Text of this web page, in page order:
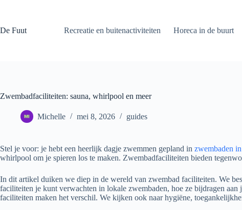
inhoud
De Fuut Recreatie en buitenactiviteiten Horeca in de buurt
Zwembadfaciliteiten: sauna, whirlpool en meer
Michelle mei 8, 2026 guides
Stel je voor: je hebt een heerlijk dagje zwemmen gepland in zwembaden
whirlpool om je spieren los te maken. Zwembadfaciliteiten bieden
In dit artikel duiken we diep in de wereld van zwembad faciliteiten. We
faciliteiten je kunt verwachten in lokale zwembaden, hoe ze bijdragen
faciliteiten maken het verschil. We kijken ook naar hygiëne,